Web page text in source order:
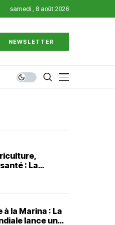
samedi , 8 août 2026
NEWSLETTER
: La
injecte 320
à la Marina : La
lance un